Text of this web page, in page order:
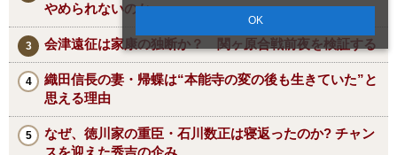
OK
やめられないのか
会津遠征は家康の独断か？ 関ヶ原合戦前夜を検証する
織田信長の妻・帰蝶は“本能寺の変の後も生きていた”と
思える理由
なぜ、徳川家の重臣・石川数正は寝返ったのか? チャン